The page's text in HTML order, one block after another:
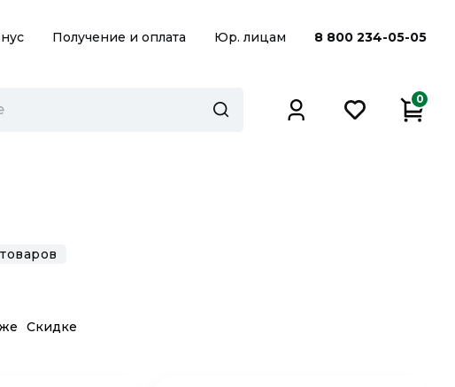
Получение и оплата Юр. лицам 8 800 234-05-05
0
Скидке